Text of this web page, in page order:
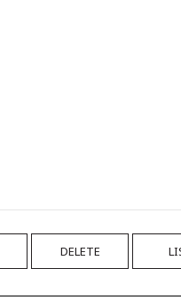
DELETE